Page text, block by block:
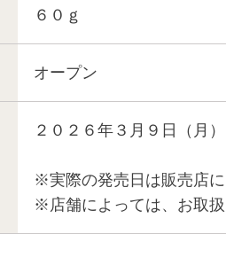
６０ｇ
オープン
２０２６年３月９日（月
※実際の発売日は販売店に
※店舗によっては、お取扱